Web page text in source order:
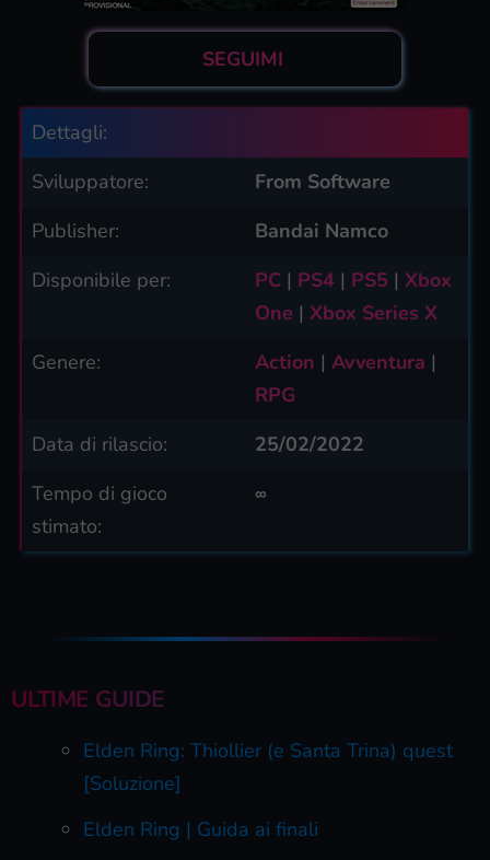
SEGUIMI
Dettagli:
Sviluppatore:
From Software
Publisher:
Bandai Namco
Disponibile per:
PC| PS4| PS5 | Xbox
One | Xbox Series X
Genere:
Action | Avventura |
RPG
Data di rilascio:
25/02/2022
Tempo di gioco
stimato:
∞
ULTIME GUIDE
Elden Ring: Thiollier (e Santa Trina) quest
[Soluzione]
Elden Ring | Guida ai finali